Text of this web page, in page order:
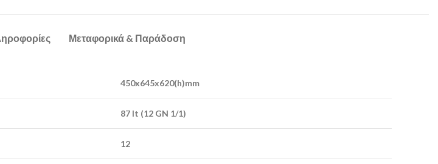
Μεταφορικά & Παράδοση
450x645x620(h)mm
87 lt (12 GN 1/1)
12